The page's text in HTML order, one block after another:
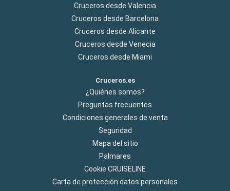
Cruceros desde Valencia
Cruceros desde Barcelona
Cruceros desde Alicante
Cruceros desde Venecia
Cruceros desde Miami
Cruceros.es
¿Quiénes somos?
Preguntas frecuentes
Condiciones generales de venta
Seguridad
Mapa del sitio
Palmares
Cookie CRUISELINE
Carta de protección datos personales